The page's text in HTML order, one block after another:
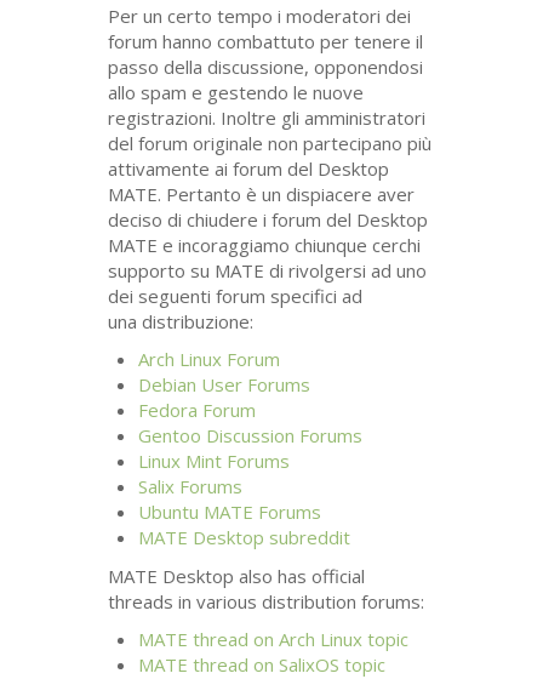
Per un certo tempo i moderatori dei
forum hanno combattuto per tenere il
passo della discussione, opponendosi
allo spam e gestendo le nuove
registrazioni. Inoltre gli amministratori
del forum originale non partecipano più
attivamente ai forum del Desktop
MATE. Pertanto è un dispiacere aver
deciso di chiudere i forum del Desktop
MATE e incoraggiamo chiunque cerchi
supporto su MATE di rivolgersi ad uno
dei seguenti forum specifici ad
una distribuzione:
Arch Linux Forum
Debian User Forums
Fedora Forum
Gentoo Discussion Forums
Linux Mint Forums
Salix Forums
Ubuntu MATE Forums
MATE Desktop subreddit
MATE Desktop also has official
threads in various distribution forums:
MATE thread on Arch Linux topic
MATE thread on SalixOS topic